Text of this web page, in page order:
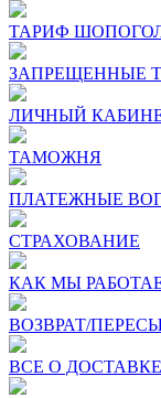
ТАРИФ
ЗАПРЕЩЕННЫЕ
ЛИЧНЫЙ
ТАМОЖНЯ
ПЛАТЕЖНЫЕ
СТРАХОВАНИЕ
КАК МЫ
ВОЗВРАТ/
ВСЕ О ДОСТАВКЕ